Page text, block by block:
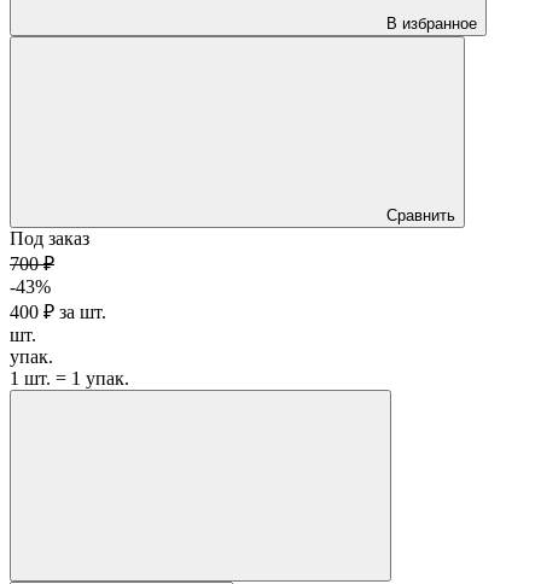
В избранное
Сравнить
Под заказ
700 ₽
-43%
400 ₽ за шт.
шт.
упак.
1 шт. = 1 упак.